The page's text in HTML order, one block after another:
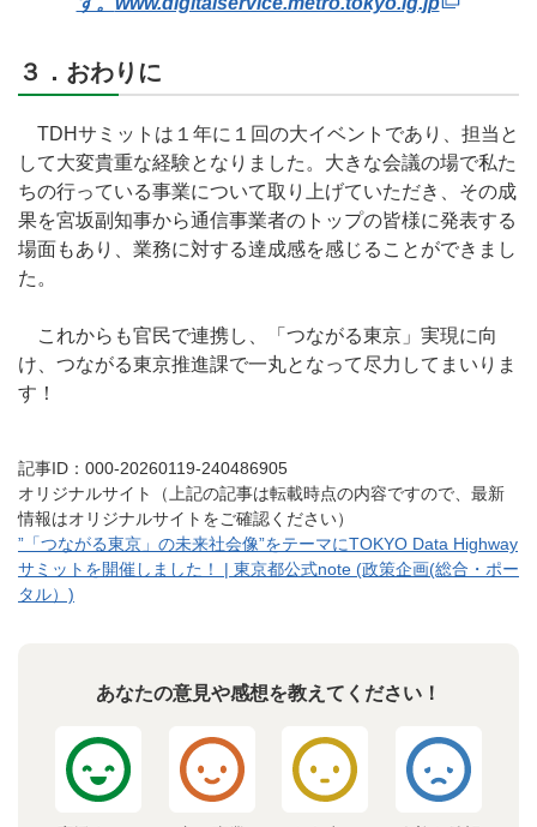
３．おわりに
TDHサミットは１年に１回の大イベントであり、担当と
して大変貴重な経験となりました。大きな会議の場で私た
ちの行っている事業について取り上げていただき、その成
果を宮坂副知事から通信事業者のトップの皆様に発表する
場面もあり、業務に対する達成感を感じることができまし
た。
これからも官民で連携し、「つながる東京」実現に向
け、つながる東京推進課で一丸となって尽力してまいりま
す！
記事ID：000-20260119-240486905
オリジナルサイト（上記の記事は転載時点の内容ですので、最新
情報はオリジナルサイトをご確認ください）
”「つながる東京」の未来社会像”をテーマにTOKYO Data Highway
サミットを開催しました！ | 東京都公式note (政策企画(総合・ポー
タル）)
あなたの意見や感想を教えてください！